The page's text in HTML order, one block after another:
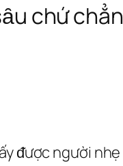
chứ
ᵭược người